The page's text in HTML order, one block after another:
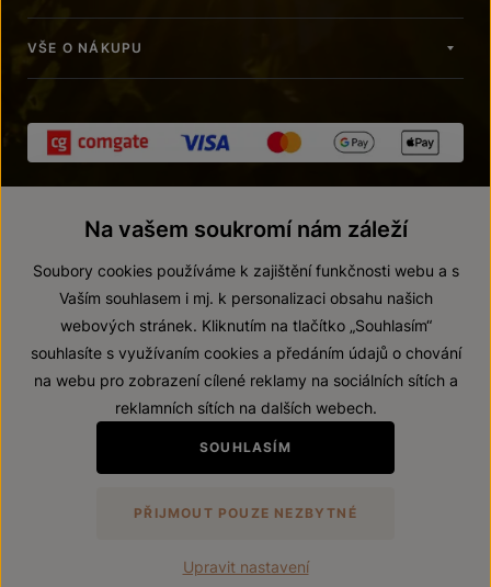
VŠE O NÁKUPU
© 2026 ZNOVÍN ZNOJMO, a. s.
Prohlášení o přístupnosti
Zákaz prodeje alkoholických nápojů osobám mladším 18 let.
VytvořilwebProgress
Na vašem soukromí nám záleží
Soubory cookies používáme k zajištění funkčnosti webu a s
Vaším souhlasem i mj. k personalizaci obsahu našich
webových stránek. Kliknutím na tlačítko „Souhlasím“
souhlasíte s využívaním cookies a předáním údajů o chování
na webu pro zobrazení cílené reklamy na sociálních sítích a
reklamních sítích na dalších webech.
SOUHLASÍM
PŘIJMOUT POUZE NEZBYTNÉ
Upravit nastavení